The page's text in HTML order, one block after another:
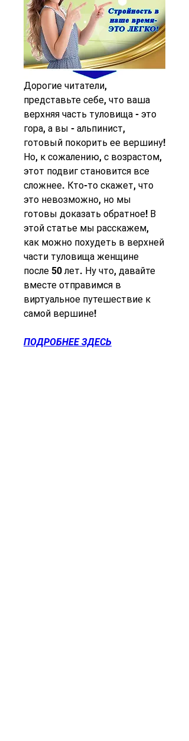
Дорогие читатели,
представьте себе, что ваша
верхняя часть туловища - это
гора, а вы - альпинист,
готовый покорить ее вершину!
Но, к сожалению, с возрастом,
этот подвиг становится все
сложнее. Кто-то скажет, что
это невозможно, но мы
готовы доказать обратное! В
этой статье мы расскажем,
как можно похудеть в верхней
части туловища женщине
после 50 лет. Ну что, давайте
вместе отправимся в
виртуальное путешествие к
самой вершине!
ПОДРОБНЕЕ ЗДЕСЬ